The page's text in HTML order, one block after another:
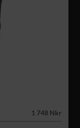
1 748 Nkr